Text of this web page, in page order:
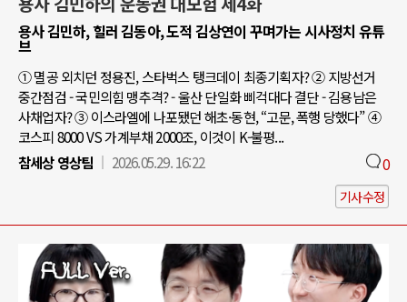
용사 김민하, 힐러 김동아, 도적 김상연이 꾸며가는 시사정치 유튜
브
① 멸공 외치던 정용진, 스타벅스 탱크데이 최종기획자? ② 지방선거
중간점검 - 국민의힘 맹추격? - 울산 단일화 삐걱대다 결단 - 김용남은
사채업자? ③ 이스라엘에 나포됐던 해초·동현, “고문, 폭행 당했다” ④
코스피 8000 VS 가계부채 2000조, 이것이 K-불평...
참세상 영상팀
2026.05.29. 16:22 0
기사수정